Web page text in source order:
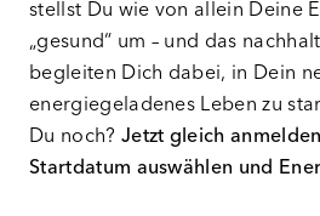
stellst Du wie von allein Deine
„gesund“ um – und das
begleiten Dich dabei, in Dein
energiegeladenes Leben zu
Du noch? Jetzt gleich
Startdatum auswählen und